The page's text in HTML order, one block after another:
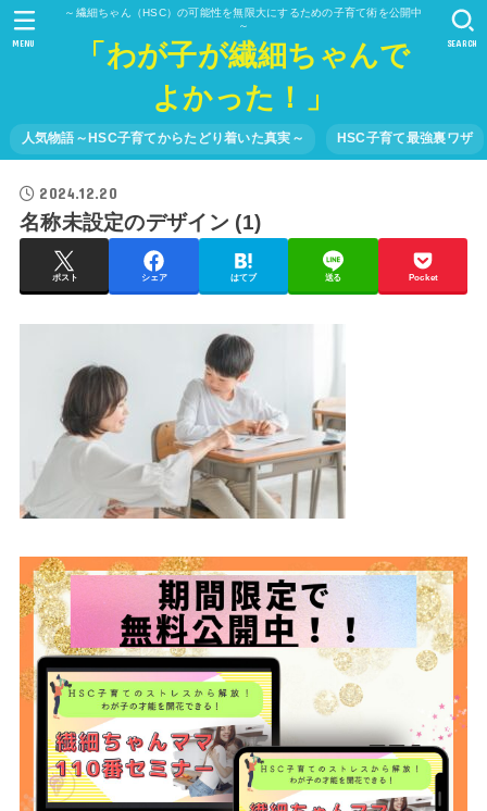
～繊細ちゃん（HSC）の可能性を無限大にするための子育て術を公開中
～
「わが子が繊細ちゃんで
よかった！」
人気物語～HSC子育てからたどり着いた真実～ HSC子育て最強裏ワザ
SEARCH
MENU
2024.12.20
名称未設定のデザイン (1)
ポスト シェア はてブ 送る Pocket